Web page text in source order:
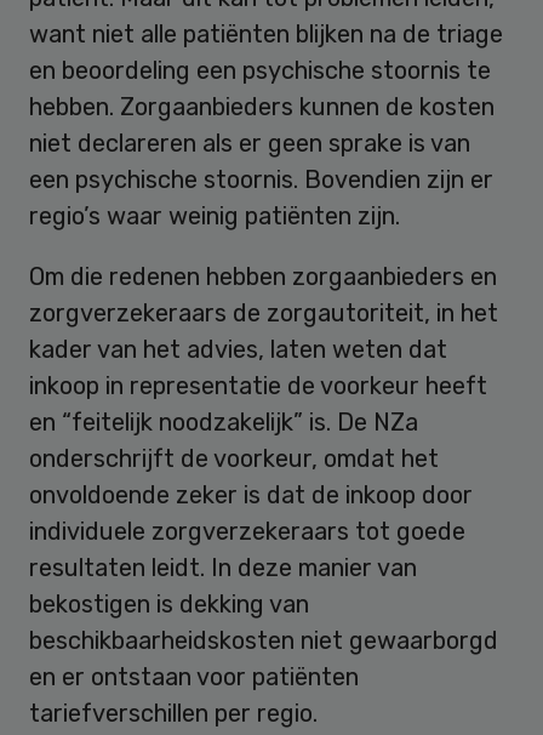
want niet alle patiënten blijken na de triage
en beoordeling een psychische stoornis te
hebben. Zorgaanbieders kunnen de kosten
niet declareren als er geen sprake is van
een psychische stoornis. Bovendien zijn er
regio’s waar weinig patiënten zijn.
Om die redenen hebben zorgaanbieders en
zorgverzekeraars de zorgautoriteit, in het
kader van het advies, laten weten dat
inkoop in representatie de voorkeur heeft
en “feitelijk noodzakelijk” is. De NZa
onderschrijft de voorkeur, omdat het
onvoldoende zeker is dat de inkoop door
individuele zorgverzekeraars tot goede
resultaten leidt. In deze manier van
bekostigen is dekking van
beschikbaarheidskosten niet gewaarborgd
en er ontstaan voor patiënten
tariefverschillen per regio.